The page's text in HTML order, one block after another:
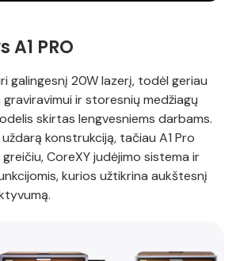
A1 PRO
galingesnį 20W lazerį, todėl geriau
ir storesnių medžiagų
skirtas lengvesniems darbams.
konstrukciją, tačiau A1 Pro
CoreXY judėjimo sistema ir
kurios užtikrina aukštesnį